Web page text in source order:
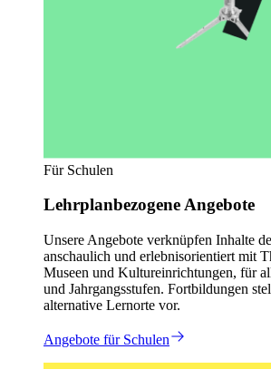
Für Schulen
Lehrplanbezogene Angebote
Unsere Angebote verknüpfen Inhalte
anschaulich und erlebnisorientiert mit
Museen und Kultureinrichtungen, für
und Jahrgangsstufen. Fortbildungen
alternative Lernorte vor.
Angebote für Schulen